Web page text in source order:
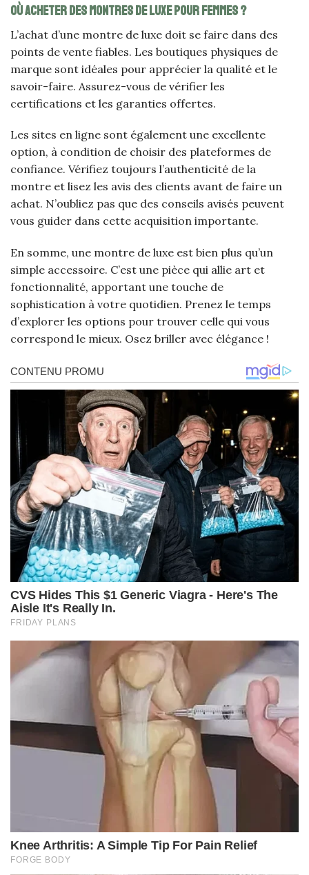
Où acheter des montres de luxe pour femmes ?
L’achat d’une montre de luxe doit se faire dans des
points de vente fiables. Les boutiques physiques de
marque sont idéales pour apprécier la qualité et le
savoir-faire. Assurez-vous de vérifier les
certifications et les garanties offertes.
Les sites en ligne sont également une excellente
option, à condition de choisir des plateformes de
confiance. Vérifiez toujours l’authenticité de la
montre et lisez les avis des clients avant de faire un
achat. N’oubliez pas que des conseils avisés peuvent
vous guider dans cette acquisition importante.
En somme, une montre de luxe est bien plus qu’un
simple accessoire. C’est une pièce qui allie art et
fonctionnalité, apportant une touche de
sophistication à votre quotidien. Prenez le temps
d’explorer les options pour trouver celle qui vous
correspond le mieux. Osez briller avec élégance !